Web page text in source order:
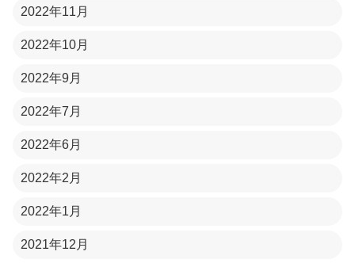
2022年11月
2022年10月
2022年9月
2022年7月
2022年6月
2022年2月
2022年1月
2021年12月